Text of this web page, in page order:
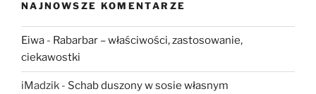
NAJNOWSZE KOMENTARZE
Eiwa - Rabarbar – właściwości, zastosowanie,
ciekawostki
iMadzik - Schab duszony w sosie własnym